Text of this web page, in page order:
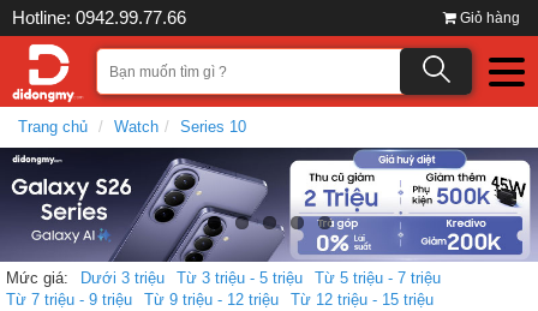
Hotline: 0942.99.77.66 Giỏ hàng
Trang chủ Watch Series 10
Mức giá: Dưới 3 triệu Từ 3 triệu - 5 triệu
Từ 5 triệu - 7 triệu
Từ 7 triệu - 9 triệu
Từ 9 triệu - 12 triệu
Từ 12 triệu - 15 triệu